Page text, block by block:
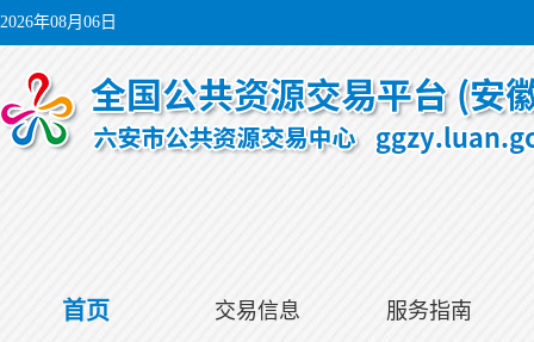
2026年08月06日
首页 交易信息 服务指南